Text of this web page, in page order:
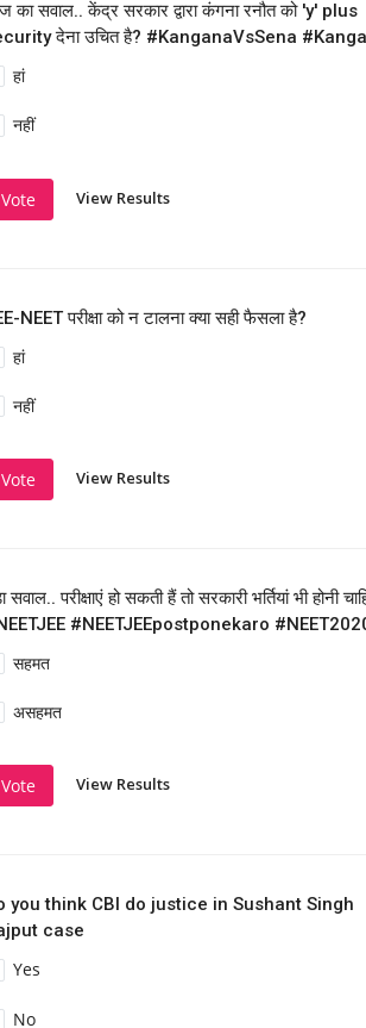
का सवाल.. केंद्र सरकार द्वारा कंगना रनौत को 'y' plus
देना उचित है? #KanganaVsSena
हां
नहीं
Vote View Results
NEET परीक्षा को न टालना क्या सही फैसला है?
हां
नहीं
Vote View Results
सवाल.. परीक्षाएं हो सकती हैं तो सरकारी भर्तियां भी होनी
#NEETJEEpostponekaro
सहमत
असहमत
Vote View Results
you think CBI do justice in Sushant Singh
case
Yes
No